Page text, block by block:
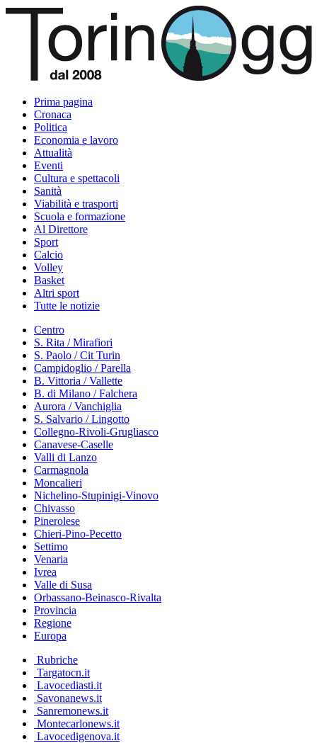
Prima pagina
Cronaca
Politica
Economia e lavoro
Attualità
Eventi
Cultura e spettacoli
Sanità
Viabilità e trasporti
Scuola e formazione
Al Direttore
Sport
Calcio
Volley
Basket
Altri sport
Tutte le notizie
Centro
S. Rita / Mirafiori
S. Paolo / Cit Turin
Campidoglio / Parella
B. Vittoria / Vallette
B. di Milano / Falchera
Aurora / Vanchiglia
S. Salvario / Lingotto
Collegno-Rivoli-Grugliasco
Canavese-Caselle
Valli di Lanzo
Carmagnola
Moncalieri
Nichelino-Stupinigi-Vinovo
Chivasso
Pinerolese
Chieri-Pino-Pecetto
Settimo
Venaria
Ivrea
Valle di Susa
Orbassano-Beinasco-Rivalta
Provincia
Regione
Europa
Rubriche
Targatocn.it
Lavocediasti.it
Savonanews.it
Sanremonews.it
Montecarlonews.it
Lavocedigenova.it